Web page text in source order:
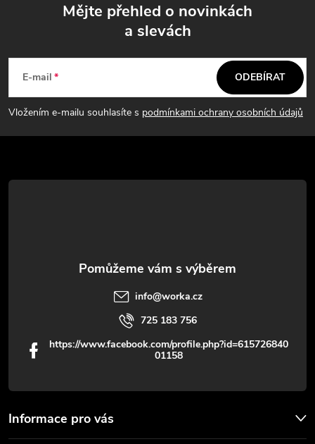
p
t
Mějte přehled o novinkách
a slevách
E-mail
Vložením e-mailu souhlasíte s podmínkami ochrany osobních údajů
ODEBÍRAT
Informace pro vás
info@worka.cz
725 183 756
https://www.facebook.com/profile.php?id=615726840
01158